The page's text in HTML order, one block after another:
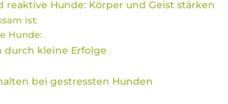
Hunde: Körper und Geist stärken
ist:
Hunde:
durch kleine Erfolge
bei gestressten Hunden